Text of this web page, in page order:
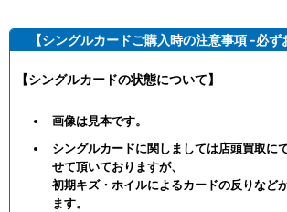
【シングルカードご購入時の注意事項 -必ず
【シングルカードの状態について】
画像は見本です。
シングルカードに関しましては店頭買取に
せて頂いておりますが、
初期キズ・ホイルによるカードの反りなど
ます。